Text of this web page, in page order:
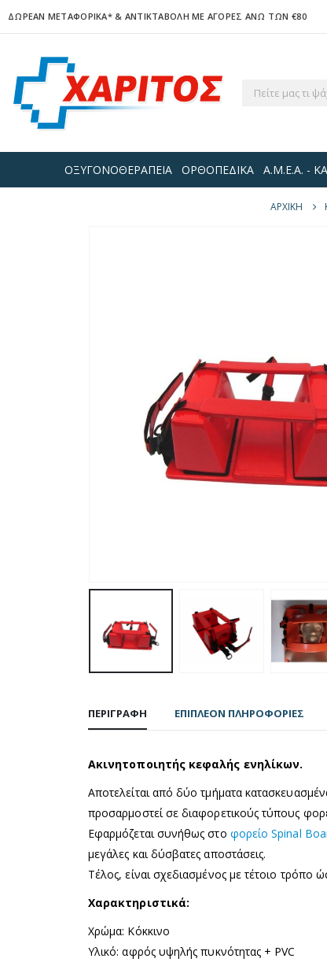
ΔΩΡΕΑΝ ΜΕΤΑΦΟΡΙΚΑ*& ΑΝΤΙΚΤΑΒΟΛΗ ΜΕ ΑΓΟΡΕΣ ΑΝΩ ΤΩΝ €80
ΟΞΥΓΟΝΟΘΕΡΑΠΕΙΑ ΟΡΘΟΠΕΔΙΚΑ Α.Μ.Ε.Α. -
ΑΡΧΙΚΉ
ΠΕΡΙΓΡΑΦΉ ΕΠΙΠΛΈΟΝ ΠΛΗΡΟΦΟΡΊΕΣ
Ακινητοποιητής κεφαλής ενηλίκων.
Αποτελείται από δύο τμήματα
προσαρμοστεί σε διαφορετικούς τύπους
Εφαρμόζεται συνήθως στο φορείο Spinal
μεγάλες και δύσβατες αποστάσεις.
Τέλος, είναι σχεδιασμένος με τέτοιο τρόπο
Χαρακτηριστικά:
Χρώμα: Κόκκινο
Υλικό: αφρός υψηλής πυκνότητας + PVC